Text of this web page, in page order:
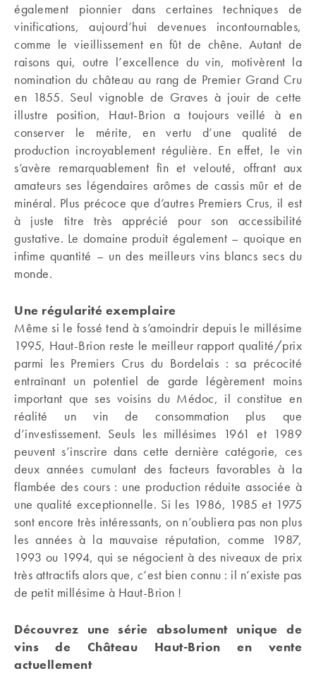
également pionnier dans certaines techniques de
vinifications, aujourd’hui devenues incontournables,
comme le vieillissement en fût de chêne. Autant de
raisons qui, outre l’excellence du vin, motivèrent la
nomination du château au rang de Premier Grand Cru
en 1855. Seul vignoble de Graves à jouir de cette
illustre position, Haut-Brion a toujours veillé à en
conserver le mérite, en vertu d’une qualité de
production incroyablement régulière. En effet, le vin
s’avère remarquablement fin et velouté, offrant aux
amateurs ses légendaires arômes de cassis mûr et de
minéral. Plus précoce que d’autres Premiers Crus, il est
à juste titre très apprécié pour son accessibilité
gustative. Le domaine produit également – quoique en
infime quantité – un des meilleurs vins blancs secs du
monde.
Une régularité exemplaire
Même si le fossé tend à s’amoindrir depuis le millésime
1995, Haut-Brion reste le meilleur rapport qualité/prix
parmi les Premiers Crus du Bordelais : sa précocité
entraînant un potentiel de garde légèrement moins
important que ses voisins du Médoc, il constitue en
réalité un vin de consommation plus que
d’investissement. Seuls les millésimes 1961 et 1989
peuvent s’inscrire dans cette dernière catégorie, ces
deux années cumulant des facteurs favorables à la
flambée des cours : une production réduite associée à
une qualité exceptionnelle. Si les 1986, 1985 et 1975
sont encore très intéressants, on n’oubliera pas non plus
les années à la mauvaise réputation, comme 1987,
1993 ou 1994, qui se négocient à des niveaux de prix
très attractifs alors que, c’est bien connu : il n’existe pas
de petit millésime à Haut-Brion !
Découvrez une série absolument unique de
vins de Château Haut-Brion en vente
actuellement